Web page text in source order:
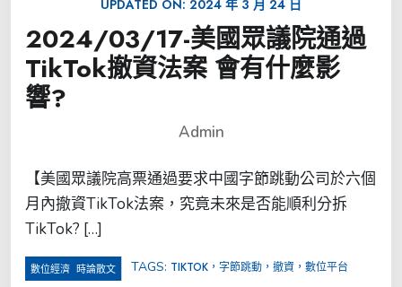
UPDATED ON: 2024 年 3 月 24 日
2024/03/17-美國眾議院通過
TikTok撤資法案 會有什麼影
響?
Admin
【美國眾議院高票通過要求中國字節跳動公司於六個
月內撤資TikTok法案，究竟未來是否能順利分拆
TikTok? […]
數位經濟 時論散文 TAGS: TIKTOK，字節跳動，撤資，數位平台